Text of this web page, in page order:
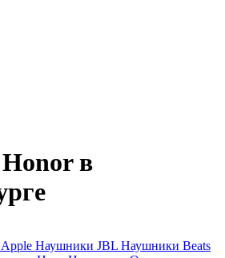
в
Наушники JBL Наушники Beats